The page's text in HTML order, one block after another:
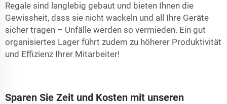
Regale sind langlebig gebaut und bieten Ihnen die
Gewissheit, dass sie nicht wackeln und all Ihre Geräte
sicher tragen – Unfälle werden so vermieden. Ein gut
organisiertes Lager führt zudem zu höherer Produktivität
und Effizienz Ihrer Mitarbeiter!
Sparen Sie Zeit und Kosten mit unseren